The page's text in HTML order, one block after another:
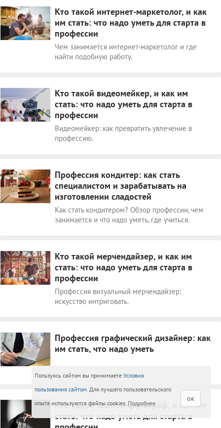
Кто такой интернет-маркетолог, и как
им стать: что надо уметь для старта в
профессии
Чем занимается интернет-маркетолог и где
найти подобную работу.
Кто такой видеомейкер, и как им
стать: что надо уметь для старта в
профессии
Видеомейкер: как превратить увлечение в
профессию.
Профессия кондитер: как стать
специалистом и зарабатывать на
изготовлении сладостей
Как стать кондитером? Обзор профессии, чем
занимается и что надо уметь, где учиться.
Кто такой мерчендайзер, и как им
стать: что надо уметь для старта в
профессии
Профессия визуальный мерчендайзер:
искусство интриговать.
Профессия графический дизайнер: как
им стать, что надо уметь
Кто такой fashion-фотограф, и как им
стать: что надо уметь для старта в
Пользуясь сайтом вы принимаете Условия
пользования сайтом. Для лучшего пользовательского
опыта используются файлы cookies. Подробнее
ок